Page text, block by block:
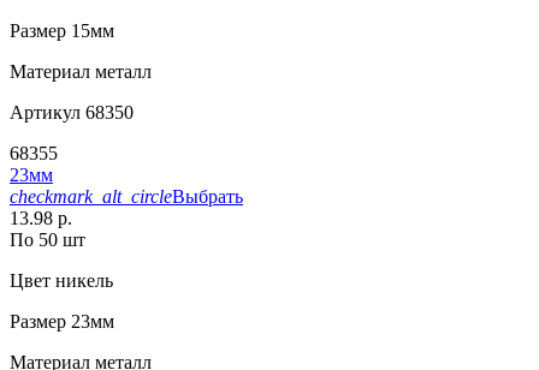
Размер 15мм
Материал металл
Артикул 68350
68355
23мм
checkmark_alt_circleВыбрать
13.98 р.
По 50 шт
Цвет никель
Размер 23мм
Материал металл